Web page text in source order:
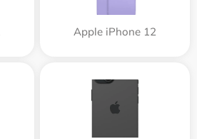
Apple iPhone 12